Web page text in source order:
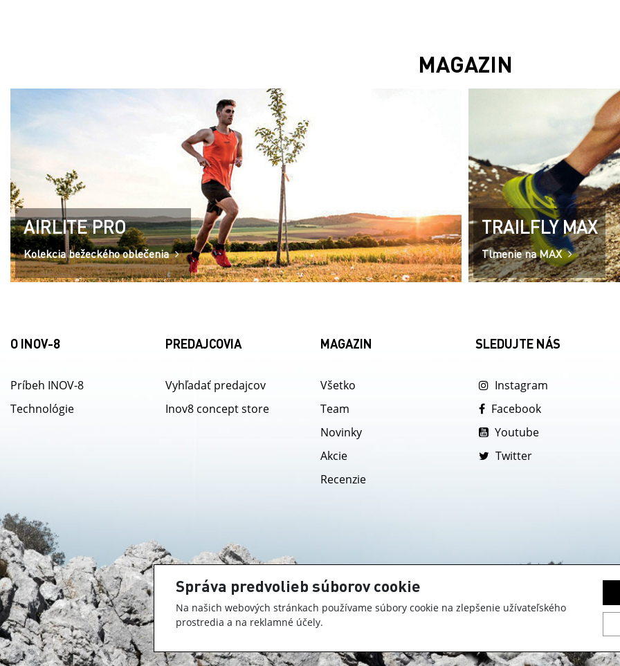
Správa predvolieb súborov cookie
Na našich webových stránkach používame súbory cookie na zlepšenie užívateľského
prostredia a na reklamné účely.
MAGAZIN
AIRLITE PRO
Kolekcia bežeckého oblečenia
TRAILFLY MAX
Tlmenie na MAX
O INOV-8
Príbeh INOV-8
Technológie
PREDAJCOVIA
Vyhľadať predajcov
Inov8 concept store
MAGAZIN
Všetko
Team
Novinky
Akcie
Recenzie
SLEDUJTE NÁS
Instagram
Facebook
Youtube
Twitter